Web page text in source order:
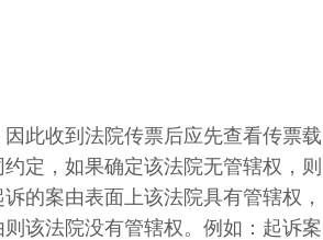
此收到法院传票后应先查看传票载
定，如果确定该法院无管辖权，则
的案由表面上该法院具有管辖权，
该法院没有管辖权。例如：起诉案